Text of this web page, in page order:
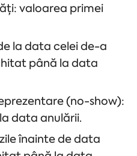
valoarea primei
la data celei de-a
până la data
(no-show):
data anulării.
înainte de data